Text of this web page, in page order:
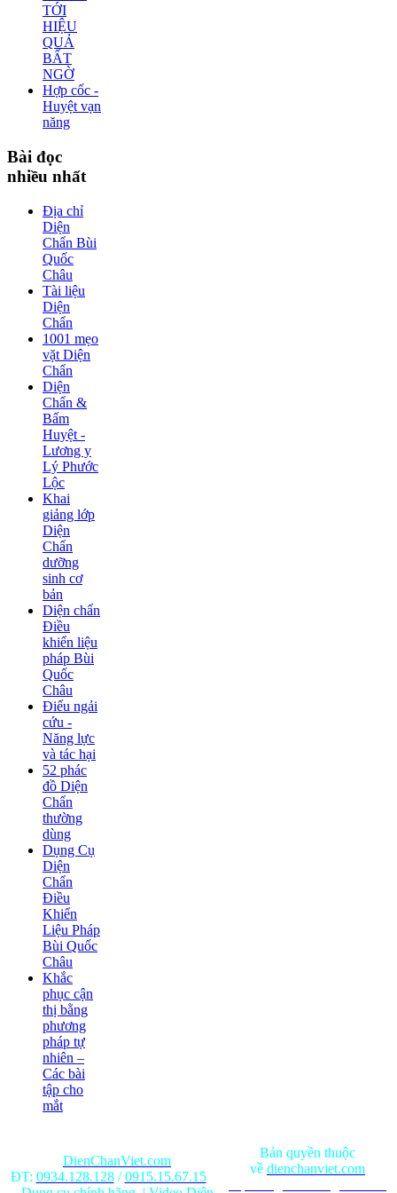
TỚI
HIỆU
QUẢ
BẤT
NGỜ
Hợp cốc -
Huyệt vạn
năng
Bài đọc
nhiều nhất
Địa chỉ
Diện
Chẩn Bùi
Quốc
Châu
Tài liệu
Diện
Chẩn
1001 mẹo
vặt Diện
Chẩn
Diện
Chẩn &
Bấm
Huyệt -
Lương y
Lý Phước
Lộc
Khai
giảng lớp
Diện
Chẩn
dưỡng
sinh cơ
bản
Diện chẩn
Điều
khiển liệu
pháp Bùi
Quốc
Châu
Điếu ngải
cứu -
Năng lực
và tác hại
52 phác
đồ Diện
Chẩn
thường
dùng
Dụng Cụ
Diện
Chẩn
Điều
Khiển
Liệu Pháp
Bùi Quốc
Châu
Khắc
phục cận
thị bằng
phương
pháp tự
nhiên –
Các bài
tập cho
mắt
DienChanViet.com
ĐT: 0934.128.128/0915.15.67.15
Bản quyền thuộc
về dienchanviet.com